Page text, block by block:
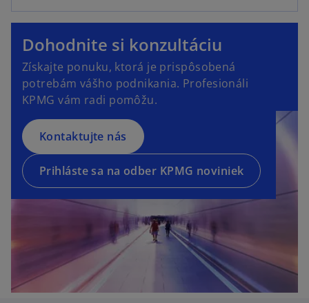
Dohodnite si konzultáciu
Získajte ponuku, ktorá je prispôsobená
potrebám vášho podnikania. Profesionáli
KPMG vám radi pomôžu.
Kontaktujte nás
o
p
e
n
s
i
n
a
n
e
w
t
Prihláste sa na odber KPMG noviniek
o
p
e
n
i
n
a
n
e
w
t